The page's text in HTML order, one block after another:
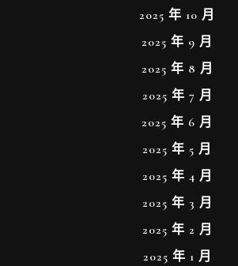
2025 年 10 月
2025 年 9 月
2025 年 8 月
2025 年 7 月
2025 年 6 月
2025 年 5 月
2025 年 4 月
2025 年 3 月
2025 年 2 月
2025 年 1 月